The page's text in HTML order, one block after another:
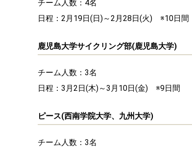
チーム人数：4名
日程：2月19日(日)～2月28日(火) ※10日間
鹿児島大学サイクリング部(鹿児島大学)
チーム人数：3名
日程：3月2日(木)～3月10日(金) ※9日間
ピース(西南学院大学、九州大学)
チーム人数：3名